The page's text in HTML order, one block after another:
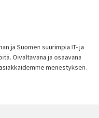
ja Suomen suurimpia IT- ja
Oivaltavana ja osaavana
menestyksen.